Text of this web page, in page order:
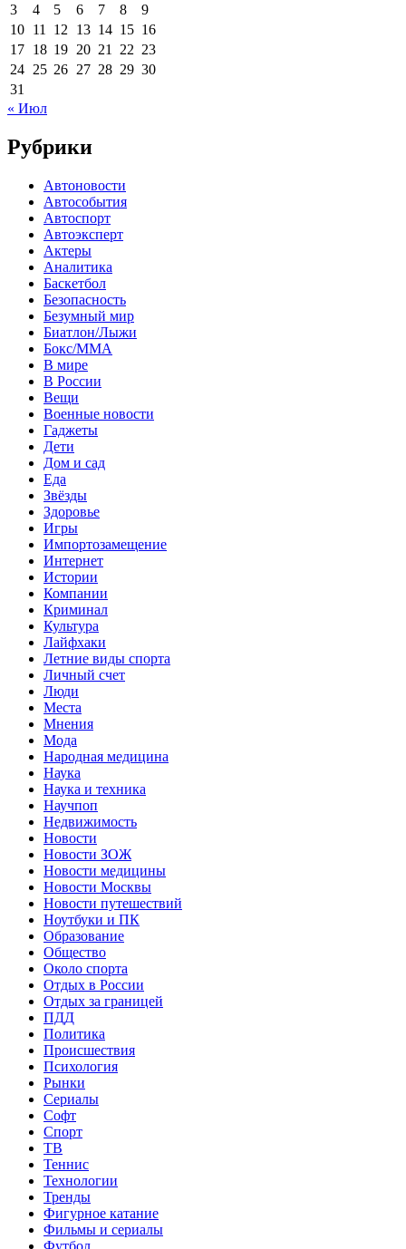
3
4 5 6 7 8
9
10 11 12 13 14 15 16
17 18 19 20 21 22 23
24 25 26 27 28 29 30
31
« Июл
Рубрики
Автоновости
Автособытия
Автоспорт
Автоэксперт
Актеры
Аналитика
Баскетбол
Безопасность
Безумный мир
Биатлон/Лыжи
Бокс/MMA
В мире
В России
Вещи
Военные новости
Гаджеты
Дети
Дом и сад
Еда
Звёзды
Здоровье
Игры
Импортозамещение
Интернет
Истории
Компании
Криминал
Культура
Лайфхаки
Летние виды спорта
Личный счет
Люди
Места
Мнения
Мода
Народная медицина
Наука
Наука и техника
Научпоп
Недвижимость
Новости
Новости ЗОЖ
Новости медицины
Новости Москвы
Новости путешествий
Ноутбуки и ПК
Образование
Общество
Около спорта
Отдых в России
Отдых за границей
ПДД
Политика
Происшествия
Психология
Рынки
Сериалы
Софт
Спорт
ТВ
Теннис
Технологии
Тренды
Фигурное катание
Фильмы и сериалы
Футбол